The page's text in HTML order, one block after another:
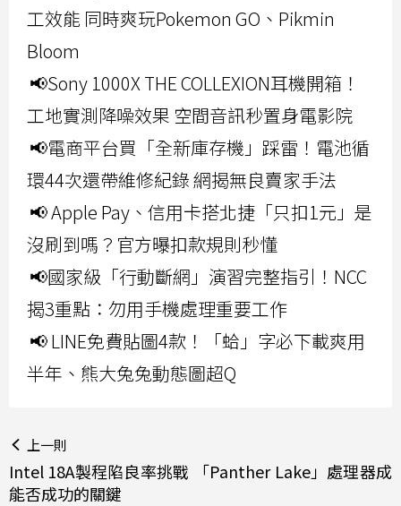
工效能 同時爽玩Pokemon GO、Pikmin
Bloom
📢Sony 1000X THE COLLEXION耳機開箱！
工地實測降噪效果 空間音訊秒置身電影院
📢電商平台買「全新庫存機」踩雷！電池循
環44次還帶維修紀錄 網揭無良賣家手法
📢 Apple Pay、信用卡搭北捷「只扣1元」是
沒刷到嗎？官方曝扣款規則秒懂
📢國家級「行動斷網」演習完整指引！NCC
揭3重點：勿用手機處理重要工作
📢 LINE免費貼圖4款！「蛤」字必下載爽用
半年、熊大兔兔動態圖超Q
上一則
Intel 18A製程陷良率挑戰 「Panther Lake」處理器成
能否成功的關鍵